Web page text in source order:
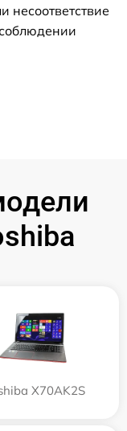
несоответствие
X70AK2S